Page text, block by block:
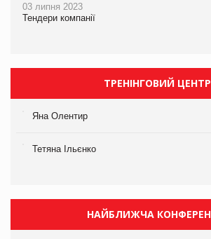
03 липня 2023
Тендери компанії
ТРЕНІНГОВИЙ ЦЕНТР
Яна Олентир
Тетяна Ільєнко
НАЙБЛИЖЧА